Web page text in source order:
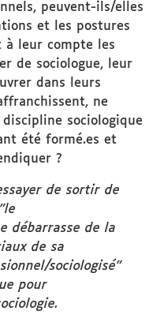
peuvent-ils/elles
et les postures
à leur compte les
de sociologue, leur
dans leurs
ne
sociologique
été formé.es et
?
de sortir de
débarrasse de la
de sa
sociologisé"
pour